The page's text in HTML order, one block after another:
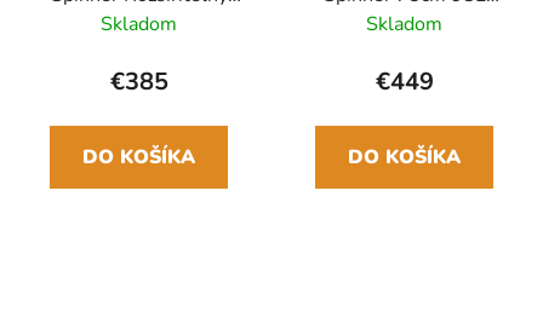
55cm 38/44 L Čierny
Skladom
€385
DO KOŠÍKA
Čierna
Skladom
€449
DO KOŠÍKA